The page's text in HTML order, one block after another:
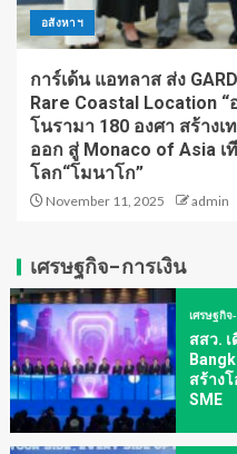
อสังหาฯ
การ์เด้น แอทลาส ส่ง
Rare Coastal Location
โนรามา 180 องศา สร้าง
ออก สู่ Monaco of Asia เ
โลก“โมนาโก”
November 11, 2025 admin
เศรษฐกิจ-การเงิน
เศรษฐกิจ
สสว.
สร้าง
SME